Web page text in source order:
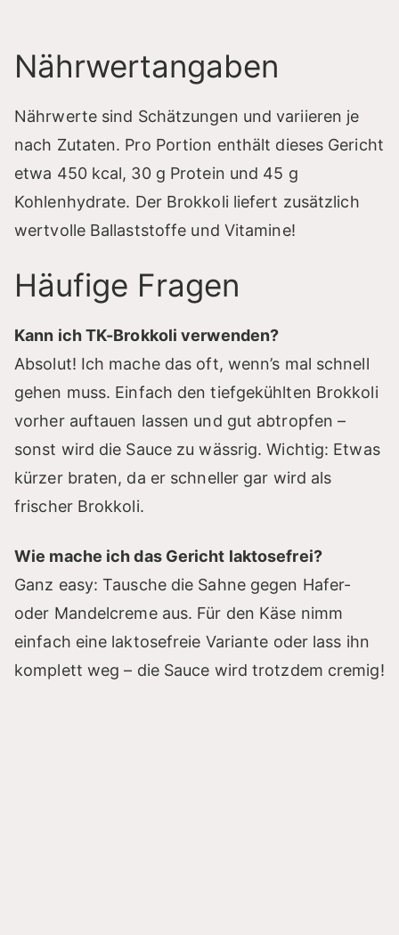
Nährwertangaben
Nährwerte sind Schätzungen und variieren je
nach Zutaten. Pro Portion enthält dieses Gericht
etwa 450 kcal, 30 g Protein und 45 g
Kohlenhydrate. Der Brokkoli liefert zusätzlich
wertvolle Ballaststoffe und Vitamine!
Häufige Fragen
Kann ich TK-Brokkoli verwenden?
Absolut! Ich mache das oft, wenn’s mal schnell
gehen muss. Einfach den tiefgekühlten Brokkoli
vorher auftauen lassen und gut abtropfen –
sonst wird die Sauce zu wässrig. Wichtig: Etwas
kürzer braten, da er schneller gar wird als
frischer Brokkoli.
Wie mache ich das Gericht laktosefrei?
Ganz easy: Tausche die Sahne gegen Hafer-
oder Mandelcreme aus. Für den Käse nimm
einfach eine laktosefreie Variante oder lass ihn
komplett weg – die Sauce wird trotzdem cremig!